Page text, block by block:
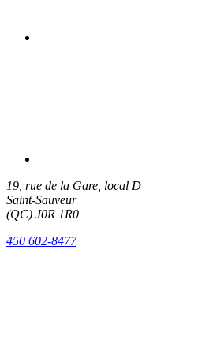
19, rue de la Gare, local D
Saint-Sauveur
(QC) J0R 1R0
450 602-8477